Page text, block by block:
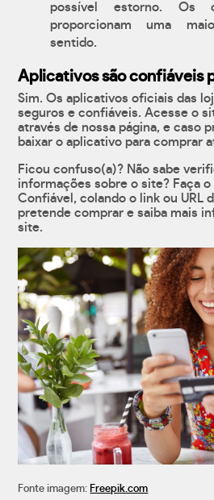
possível estorno. Os
proporcionam uma
sentido.
Aplicativos são confiáveis
Sim. Os aplicativos oficiais das
seguros e confiáveis. Acesse o
através de nossa página, e caso
baixar o aplicativo para comprar
Ficou confuso(a)? Não sabe
informações sobre o site? Faça
Confiável, colando o link ou URL
pretende comprar e saiba mais
site.
Fonte imagem: Freepik.com